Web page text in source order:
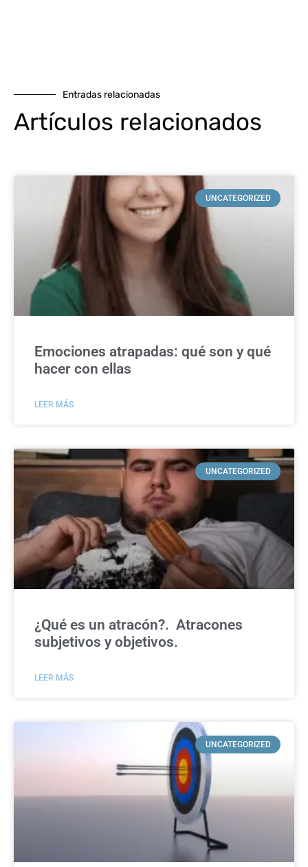
Entradas relacionadas
Artículos relacionados
UNCATEGORIZED
Emociones atrapadas: qué son y qué
hacer con ellas
LEER MÁS
UNCATEGORIZED
¿Qué es un atracón?. Atracones
subjetivos y objetivos.
LEER MÁS
UNCATEGORIZED